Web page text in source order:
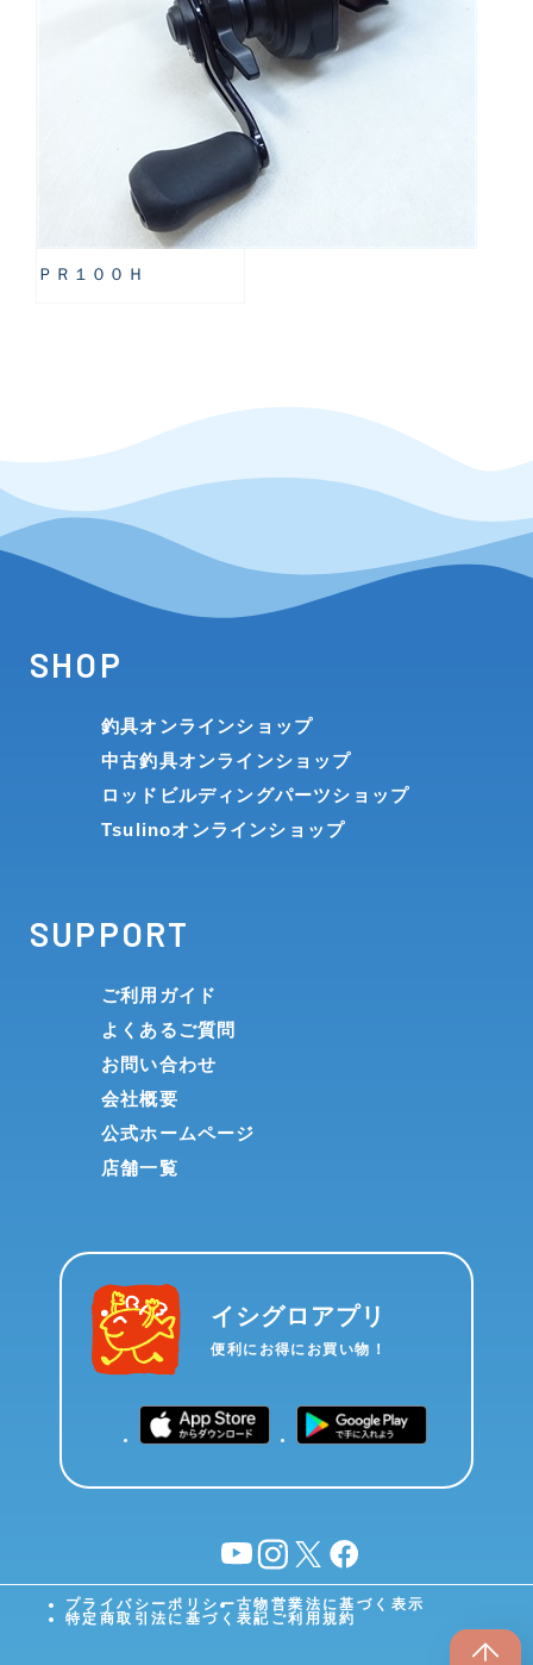
ＰＲ１００Ｈ
SHOP
釣具オンラインショップ
中古釣具オンラインショップ
ロッドビルディングパーツショップ
Tsulinoオンラインショップ
SUPPORT
ご利用ガイド
よくあるご質問
お問い合わせ
会社概要
公式ホームページ
店舗一覧
イシグロアプリ
便利にお得にお買い物！
YouTubeinstagram
X facebook
プライバシーポリシー古物営業法に基づく表示
特定商取引法に基づく表記 ご利用規約